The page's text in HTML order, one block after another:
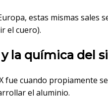
estas mismas sales
el cuero).
la química del
fue cuando propiamente
el aluminio.